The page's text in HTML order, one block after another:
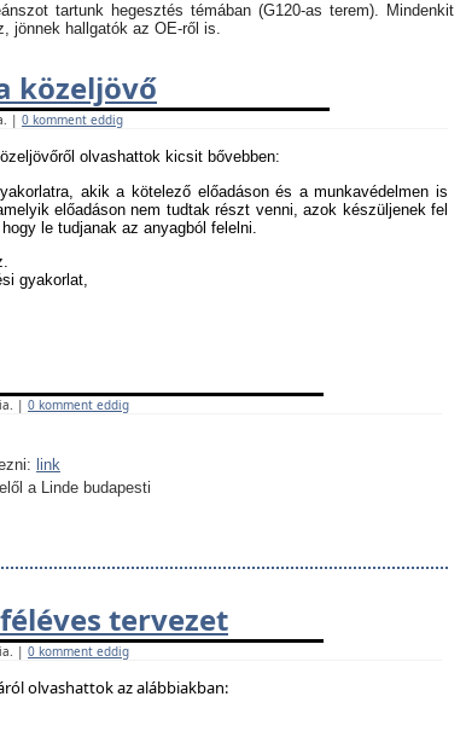
tartunk hegesztés témában (G120-as terem). Mindenkit
jönnek hallgatók az OE-ről is.
közeljövő
| 0 komment eddig
olvashattok kicsit bővebben:
akik a kötelező előadáson és a munkavédelmen is
előadáson nem tudtak részt venni, azok készüljenek fel
le tudjanak az anyagból felelni.
gyakorlat,
| 0 komment eddig
link
a Linde budapesti
tervezet
| 0 komment eddig
olvashattok az alábbiakban: